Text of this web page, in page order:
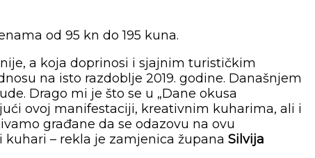
od 95 kn do 195 kuna.
a koja doprinosi i sjajnim turističkim
na isto razdoblje 2019. godine. Današnjem
Drago mi je što se u „Dane okusa
ovoj manifestaciji, kreativnim kuharima, ali i
građane da se odazovu na ovu
– rekla je zamjenica župana Silvija